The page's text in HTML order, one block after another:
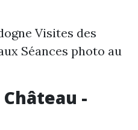
Visites des
Séances photo au
-